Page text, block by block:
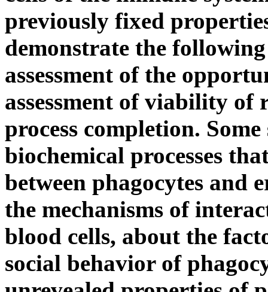
previously fixed
demonstrate the
assessment of the
assessment of viability of
process completion.
biochemical processes
between phagocytes and
the mechanisms of
blood cells, about the
social behavior of